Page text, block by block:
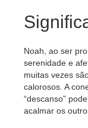
Noah, ao ser
serenidade e
muitas vezes
calorosos. A
“descanso”
acalmar os